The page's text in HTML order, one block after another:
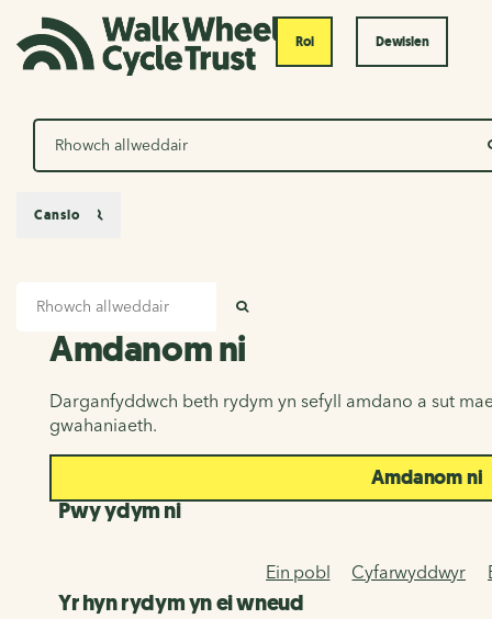
Roi Dewislen
Chwilio
Amdanom ni
Amdanom ni
Darganfyddwch beth rydym yn sefyll amdano a sut
gwahaniaeth.
Amdanom ni
Pwy ydym ni
Ein pobl Cyfarwyddwyr
Yr hyn rydym yn ei wneud
Canslo